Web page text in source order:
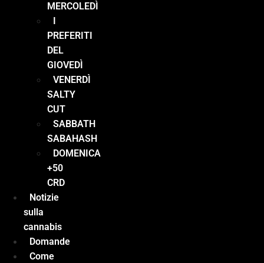
MERCOLEDÌ
I
PREFERITI
DEL
GIOVEDÌ
VENERDÌ
SALTY
CUT
SABBATH
SABAHASH
DOMENICA
+50
CRD
Notizie
sulla
cannabis
Domande
Come